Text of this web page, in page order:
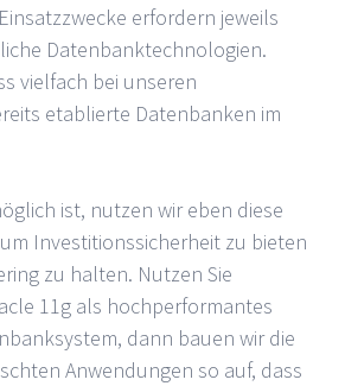
erfordern jeweils
Datenbanktechnologien.
vielfach bei unseren
etablierte Datenbanken im
ist, nutzen wir eben diese
Investitionssicherheit zu bieten
zu halten. Nutzen Sie
11g als hochperformantes
dann bauen wir die
Anwendungen so auf, dass